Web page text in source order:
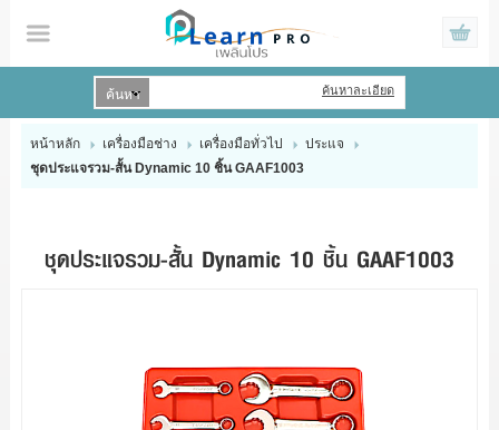
เข้าสู่ระบบ
สินค้าที่สนใจ( 0 )
PRODUCTS
ค้นหาละเอียด
หน้าหลัก เครื่องมือช่าง เครื่องมือทั่วไป
ประแจ
ชุดประแจรวม-สั้น Dynamic 10 ชิ้น GAAF1003
ชุดประแจรวม-สั้น Dynamic 10 ชิ้น GAAF1003